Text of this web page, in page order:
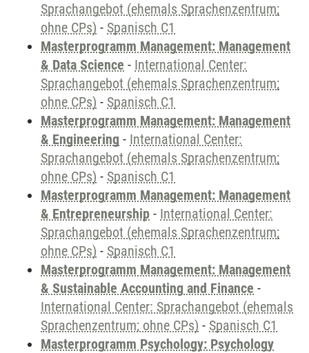
Sprachangebot (ehemals Sprachenzentrum;
ohne CPs) - Spanisch C1
Masterprogramm Management: Management
& Data Science - International Center:
Sprachangebot (ehemals Sprachenzentrum;
ohne CPs) - Spanisch C1
Masterprogramm Management: Management
& Engineering - International Center:
Sprachangebot (ehemals Sprachenzentrum;
ohne CPs) - Spanisch C1
Masterprogramm Management: Management
& Entrepreneurship - International Center:
Sprachangebot (ehemals Sprachenzentrum;
ohne CPs) - Spanisch C1
Masterprogramm Management: Management
& Sustainable Accounting and Finance -
International Center: Sprachangebot (ehemals
Sprachenzentrum; ohne CPs) - Spanisch C1
Masterprogramm Psychology: Psychology